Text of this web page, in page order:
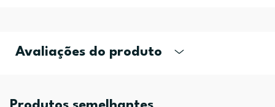
Avaliações do produto